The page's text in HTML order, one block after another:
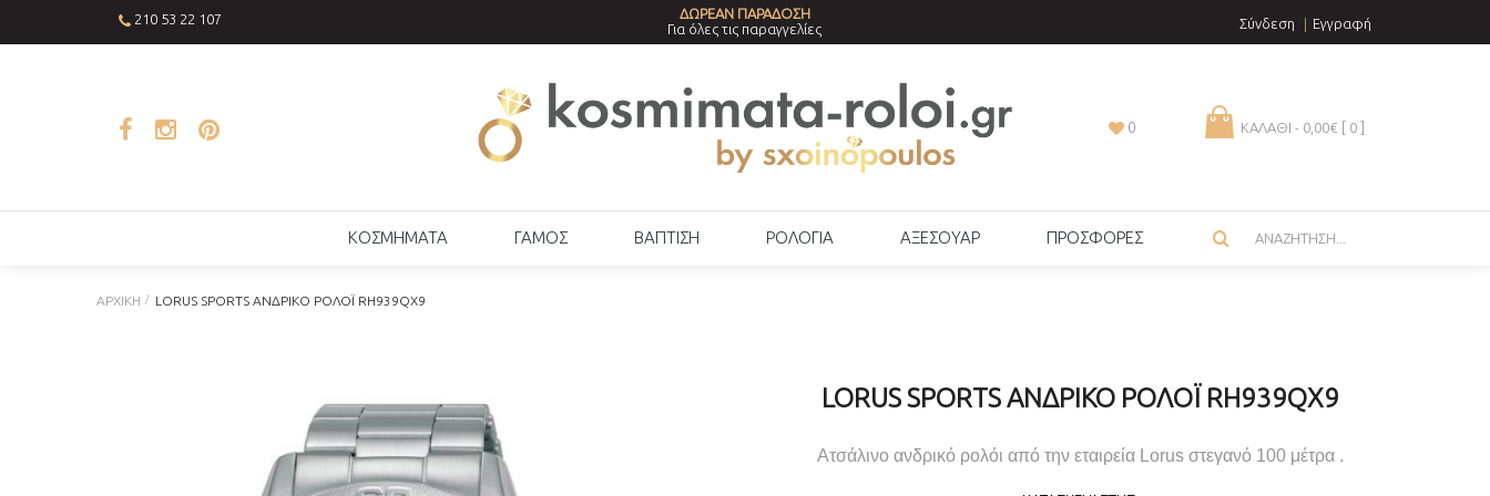
210 53 22 107
ΔΩΡΕΑΝ ΠΑΡΑΔΟΣΗ
Για όλες τις παραγγελίες
Σύνδεση Εγγραφή
0 ΚΑΛΑΘΙ - 0,00€ [ 0
ΚΟΣΜΗΜΑΤΑ ΓΑΜΟΣ ΒΑΠΤΙΣΗ ΡΟΛΟΓΙΑ ΑΞΕΣΟΥΑΡ ΠΡΟΣΦΟΡΕΣ
ΑΡΧΙΚΉ LORUS SPORTS ΑΝΔΡΙΚΌ ΡΟΛΌΙ RH939QX9
LORUS SPORTS ΑΝΔΡΙΚΌ ΡΟΛΌΙ RH939QX9
Ατσάλινο ανδρικό ρολόι από την εταιρεία Lorus στεγανό 100 μέτρα .